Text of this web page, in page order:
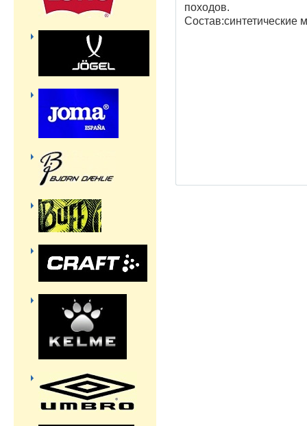
походов.
Состав:синтетические